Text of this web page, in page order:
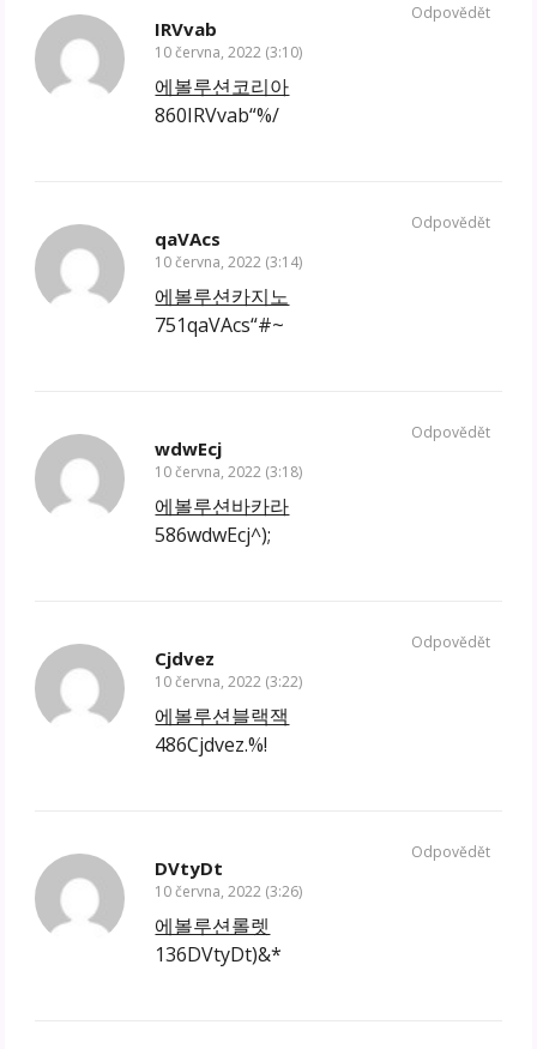
IRVvab
10 června, 2022 (3:10)
에볼루션코리아
860IRVvab“%/
Odpovědět
qaVAcs
10 června, 2022 (3:14)
에볼루션카지노
751qaVAcs“#~
Odpovědět
wdwEcj
10 června, 2022 (3:18)
에볼루션바카라
586wdwEcj^);
Odpovědět
Cjdvez
10 června, 2022 (3:22)
에볼루션블랙잭
486Cjdvez.%!
Odpovědět
DVtyDt
10 června, 2022 (3:26)
에볼루션롤렛
136DVtyDt)&*
Odpovědět